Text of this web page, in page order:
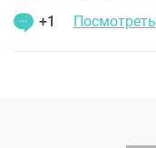
+1 Посмотреть